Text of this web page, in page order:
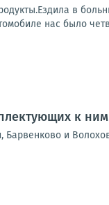
в
нас было
к
и